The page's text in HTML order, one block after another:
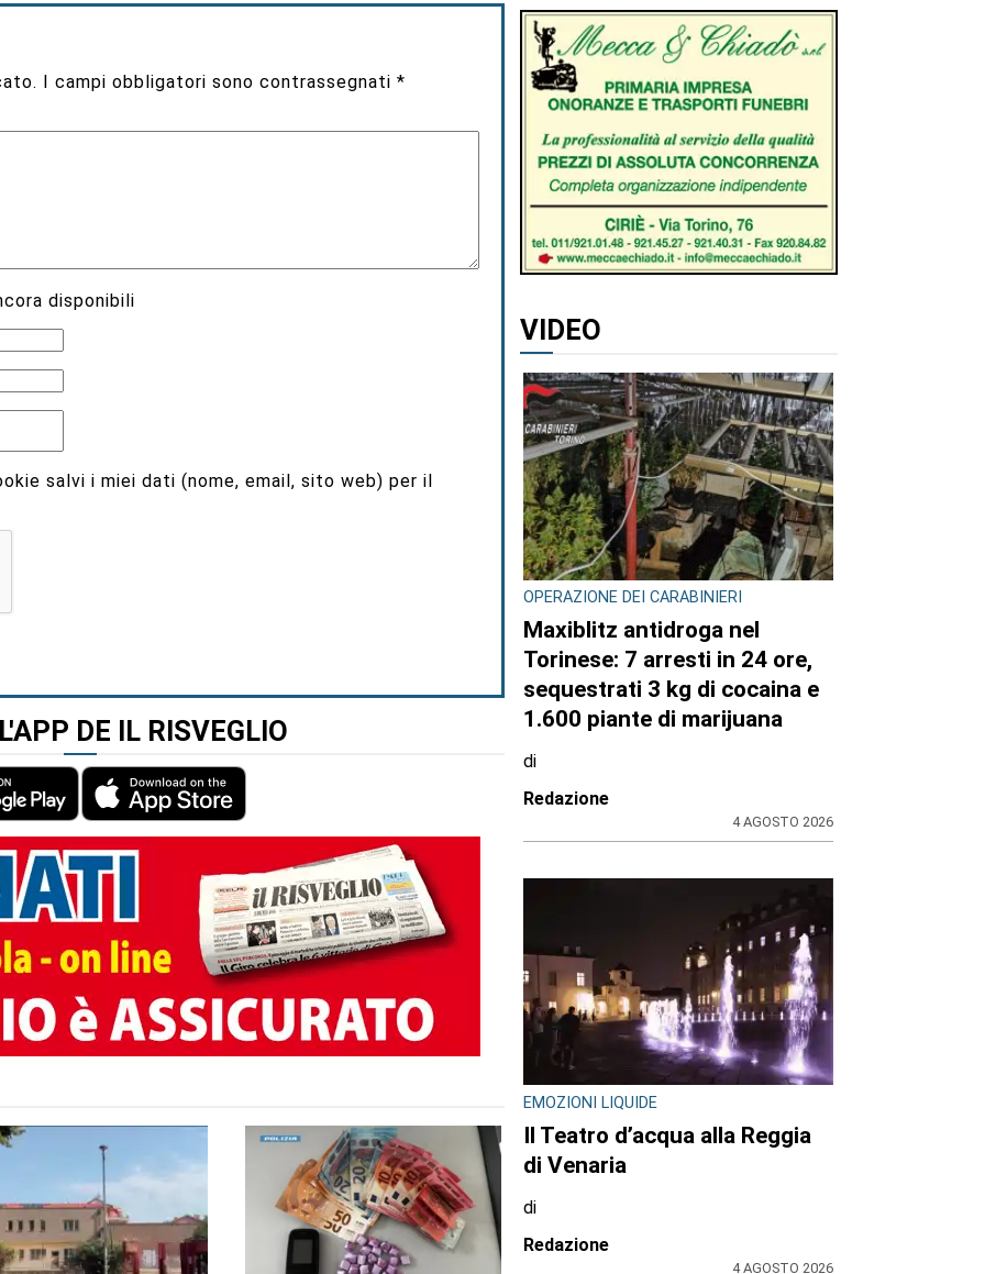
I campi obbligatori sono contrassegnati*
disponibili
salvi i miei dati (nome, email, sito web) per il
DE IL RISVEGLIO
VIDEO
OPERAZIONE DEI CARABINIERI
Maxiblitz antidroga nel
Torinese: 7 arresti in 24 ore,
sequestrati 3 kg di cocaina e
1.600 piante di marijuana
di
Redazione
4 AGOSTO 2026
EMOZIONI LIQUIDE
Il Teatro d’acqua alla Reggia
di Venaria
di
Redazione
4 AGOSTO 2026